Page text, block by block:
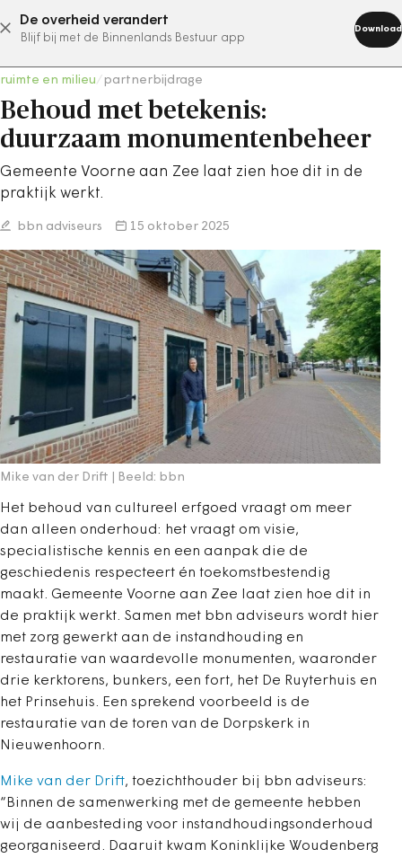
De overheid verandert
Blijf bij met de Binnenlands Bestuur app
Download
abonneer nu
ruimte en milieu partnerbijdrage
Behoud met betekenis:
duurzaam monumentenbeheer
Gemeente Voorne aan Zee laat zien hoe dit in de
praktijk werkt.
bbn adviseurs 15 oktober 2025
Mike van der Drift | Beeld: bbn
Het behoud van cultureel erfgoed vraagt om meer
dan alleen onderhoud: het vraagt om visie,
specialistische kennis en een aanpak die de
geschiedenis respecteert én toekomstbestendig
maakt. Gemeente Voorne aan Zee laat zien hoe dit in
de praktijk werkt. Samen met bbn adviseurs wordt hier
met zorg gewerkt aan de instandhouding en
restauratie van waardevolle monumenten, waaronder
drie kerktorens, bunkers, een fort, het De Ruyterhuis en
het Prinsehuis. Een sprekend voorbeeld is de
restauratie van de toren van de Dorpskerk in
Nieuwenhoorn.
Mike van der Drift, toezichthouder bij bbn adviseurs:
“Binnen de samenwerking met de gemeente hebben
wij de aanbesteding voor instandhoudingsonderhoud
georganiseerd. Daaruit kwam Koninklijke Woudenberg